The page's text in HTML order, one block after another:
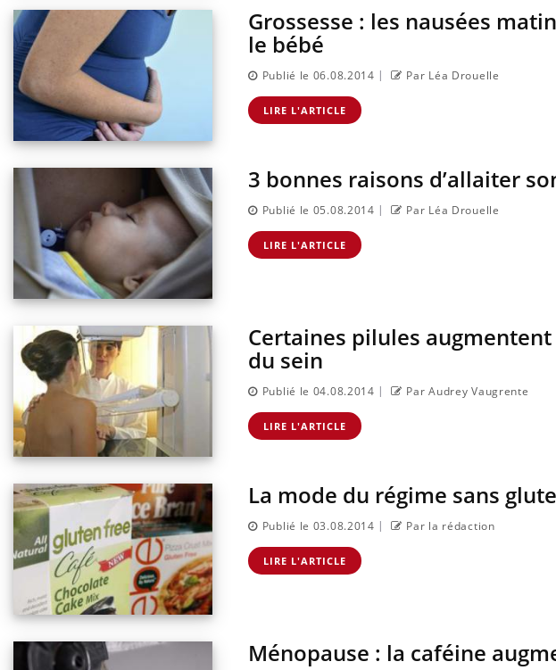
Grossesse : les nausées
le bébé
Publié le 06.08.2014 | Par Léa Drouelle
LIRE L'ARTICLE
3 bonnes raisons d’allaiter
Publié le 05.08.2014 | Par Léa Drouelle
LIRE L'ARTICLE
Certaines pilules
du sein
Publié le 04.08.2014 | Par Audrey Vaugrente
LIRE L'ARTICLE
La mode du régime sans
Publié le 03.08.2014 | Par la rédaction
LIRE L'ARTICLE
Ménopause : la caféine